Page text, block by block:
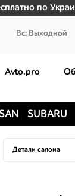
по
Вс: Выходной
Avto.pro
SUBARU